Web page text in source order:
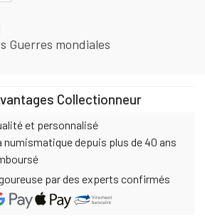
Guerres mondiales
Collectionneur
et personnalisé
numismatique depuis plus de 40 ans
par des experts confirmés